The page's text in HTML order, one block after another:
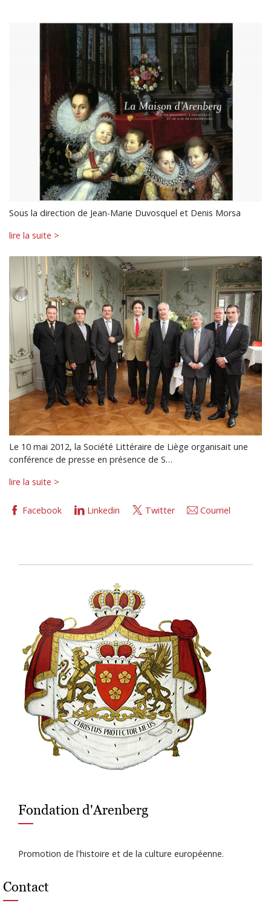
Sous la direction de Jean-Marie Duvosquel et Denis Morsa
lire la suite >
Le 10 mai 2012, la Société Littéraire de Liège organisait une
conférence de presse en présence de S…
lire la suite >
Facebook Linkedin Twitter Courriel
Fondation d'Arenberg
Promotion de l'histoire et de la culture européenne.
Contact